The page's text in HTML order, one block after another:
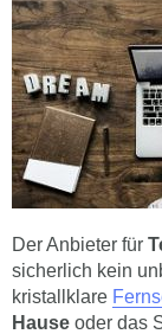
Der Anbieter für
sicherlich kein
kristallklare
Hause oder das